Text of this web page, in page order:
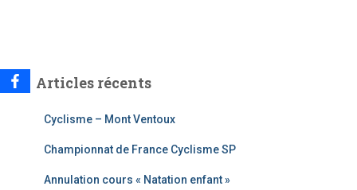
Articles récents
Cyclisme – Mont Ventoux
Championnat de France Cyclisme SP
Annulation cours « Natation enfant »